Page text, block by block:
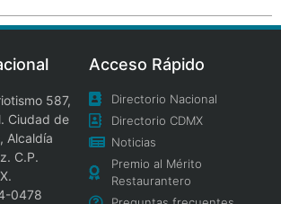
587,
Ciudad de
Alcaldía
C.P.
0478
Acceso Rápido
Directorio Nacional
Directorio CDMX
Noticias
Premio al Mérito
Restaurantero